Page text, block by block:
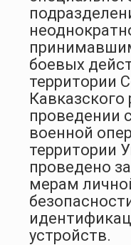
боевых
территории
Кавказского
проведении
военной
территории
проведено
мерам
устройств.